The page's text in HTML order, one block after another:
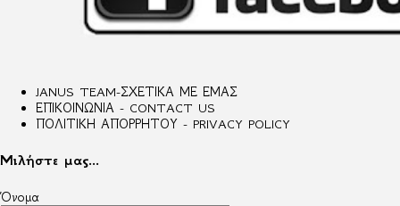
JANUS TEAM-ΣΧΕΤΙΚΑ ΜΕ ΕΜΑΣ
ΕΠΙΚΟΙΝΩΝΙΑ - CONTACT US
ΠΟΛΙΤΙΚΗ ΑΠΟΡΡΗΤΟΥ - PRIVACY POLICY
Μιλήστε μας...
Όνομα